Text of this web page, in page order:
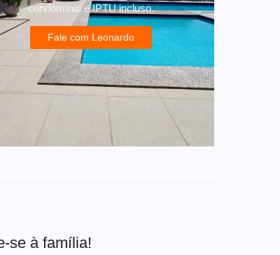
condomínio e IPTU incluso.
Fale com Leonardo
se à família!